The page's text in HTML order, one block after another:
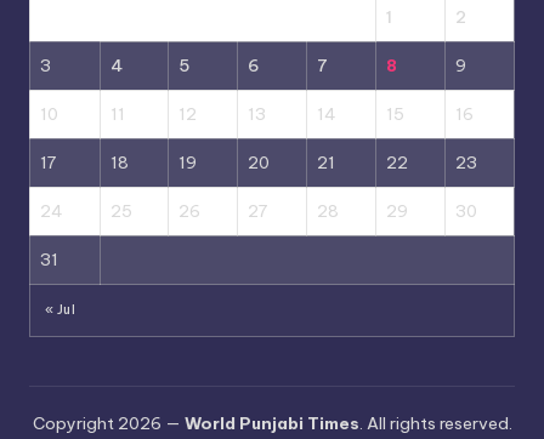
1 2
3 4 5 6 7 8 9
10 11 12 13 14 15 16
17 18 19 20 21 22 23
24 25 26 27 28 29 30
31
« Jul
Copyright 2026 — World Punjabi Times. All rights reserved.